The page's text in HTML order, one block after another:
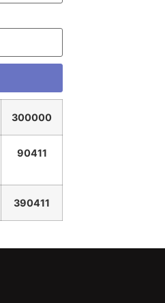
300000
90411
390411